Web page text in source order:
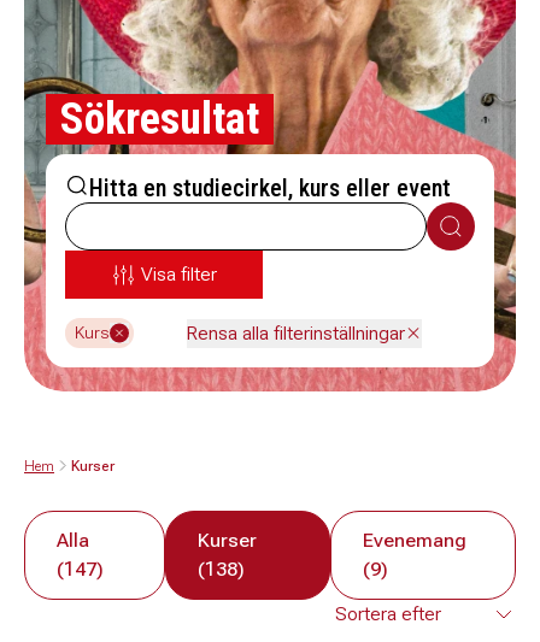
Sökresultat
Hitta en studiecirkel, kurs eller event
Sök
Visa filter
Kurs Rensa alla filterinställningar
Hem Kurser
Alla
(147)
Kurser
(138)
Evenemang
(9)